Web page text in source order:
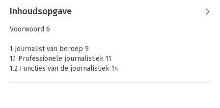
Bekijk alle boeken
van participerende journalistiek. Tussen 2014 en 2017 werkte
ze als docent journalistiek bij de opleiding Communicatie van
Dagblad van het Noorden, als chef van de stad en de provincie
Groningen.
Inhoudsopgave
Voorwoord 6
1 Journalist van beroep 9
1.1 Professionele journalistiek 11
1.2 Functies van de journalistiek 14